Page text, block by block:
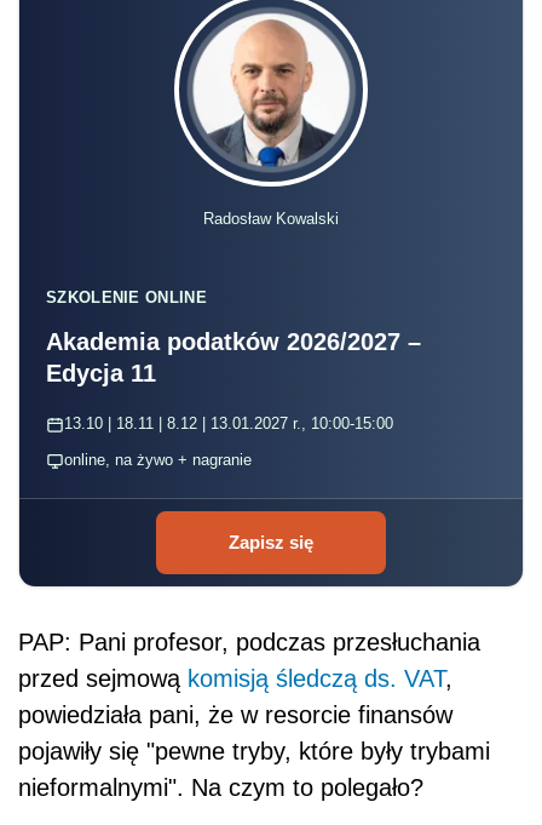
Radosław Kowalski
SZKOLENIE ONLINE
Akademia podatków 2026/2027 –
Edycja 11
13.10 | 18.11 | 8.12 | 13.01.2027 r., 10:00-15:00
online, na żywo + nagranie
Zapisz się
PAP: Pani profesor, podczas przesłuchania
przed sejmową komisją śledczą ds. VAT,
powiedziała pani, że w resorcie finansów
pojawiły się "pewne tryby, które były trybami
nieformalnymi". Na czym to polegało?